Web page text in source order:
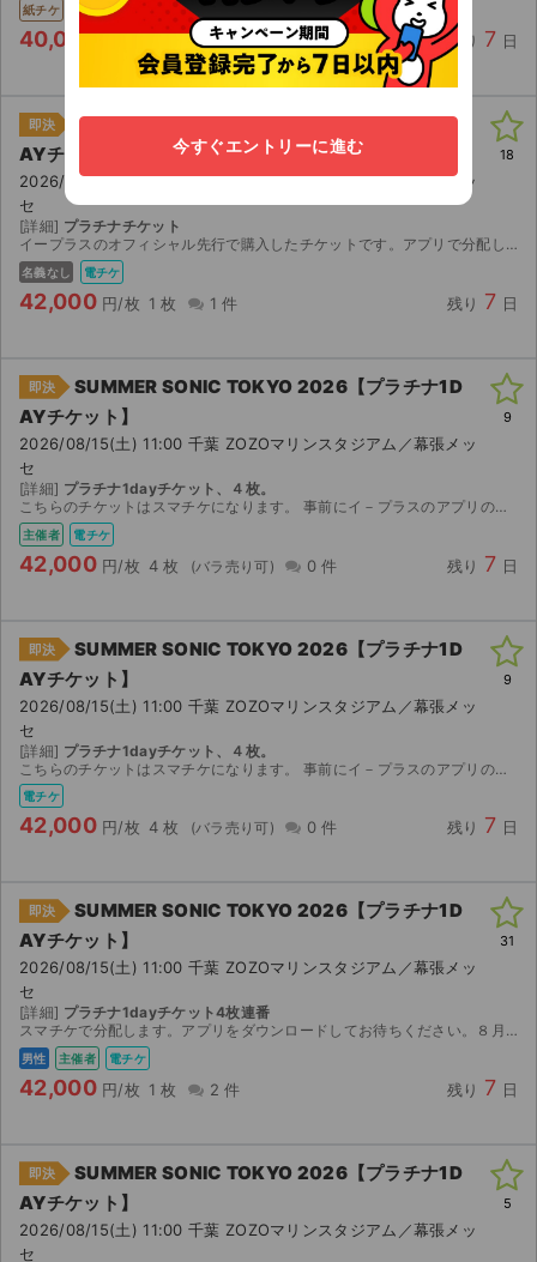
紙チケ 郵送
40,000 0 件 残り 7 日
即決
SUMMER SONIC TOKYO 2026【プラチナ1D
AYチケット】
2026/08/15(土) 11:00 千葉 ZOZOマリンスタジアム／幕張メッ
セ
[詳細] プラチナチケット
イープラスのオフィシャル先行で購入したチケットです。アプリで分配しますので、メールアドレスの連絡をお願い致します。
名義なし 電チケ
42,000 円/枚 1 枚 1 件 残り 7 日
18
即決
SUMMER SONIC TOKYO 2026【プラチナ1D
AYチケット】
2026/08/15(土) 11:00 千葉 ZOZOマリンスタジアム／幕張メッ
セ
[詳細] プラチナ1dayチケット、４枚。
こちらのチケットはスマチケになります。 事前にイ－プラスのアプリのインストールをお済ませください。 ご購入の場合にはイ－プラスのアプリに登録済みのメ－ルアドレス（複数枚ご購入の場合には複数人分...
主催者 電チケ
42,000 円/枚 4 枚 0 件 残り 7 日
9
即決
SUMMER SONIC TOKYO 2026【プラチナ1D
AYチケット】
2026/08/15(土) 11:00 千葉 ZOZOマリンスタジアム／幕張メッ
セ
[詳細] プラチナ1dayチケット、４枚。
こちらのチケットはスマチケになります。 事前にイ－プラスのアプリのインストールをお済ませください。 ご購入の場合にはイ－プラスのアプリに登録済みのメ－ルアドレス（複数枚ご購入の場合には複数人分...
電チケ
42,000 円/枚 4 枚 0 件 残り 7 日
9
即決
SUMMER SONIC TOKYO 2026【プラチナ1D
AYチケット】
2026/08/15(土) 11:00 千葉 ZOZOマリンスタジアム／幕張メッ
セ
[詳細] プラチナ1dayチケット4枚連番
スマチケで分配します。アプリをダウンロードしてお待ちください。８月9日以降分配予定です。
男性 主催者 電チケ
42,000 円/枚 1 枚 2 件 残り 7 日
31
即決
SUMMER SONIC TOKYO 2026【プラチナ1D
AYチケット】
2026/08/15(土) 11:00 千葉 ZOZOマリンスタジアム／幕張メッ
セ
5
今すぐエントリーに進む